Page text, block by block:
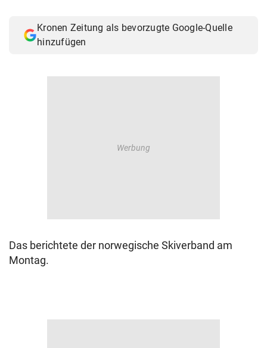
© Krone Multimedia GmbH & Co KG 2026
Muthgasse 2, 1190 Wien
Kronen Zeitung als bevorzugte Google-Quelle
hinzufügen
Das berichtete der norwegische Skiverband am
Montag.